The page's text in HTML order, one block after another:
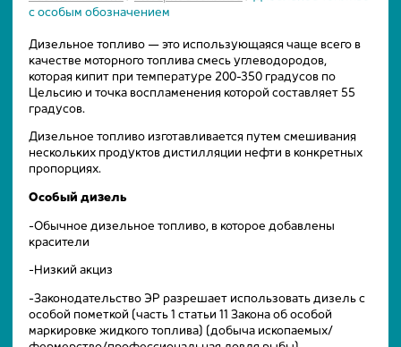
с особым обозначением
Дизельное топливо — это использующаяся чаще всего в
качестве моторного топлива смесь углеводородов,
которая кипит при температуре 200-350 градусов по
Цельсию и точка воспламенения которой составляет 55
градусов.
Дизельное топливо изготавливается путем смешивания
нескольких продуктов дистилляции нефти в конкретных
пропорциях.
Особый дизель
-Обычное дизельное топливо, в которое добавлены
красители
-Низкий акциз
-Законодательство ЭР разрешает использовать дизель с
особой пометкой (часть 1 статьи 11 Закона об особой
маркировке жидкого топлива) (добыча ископаемых/